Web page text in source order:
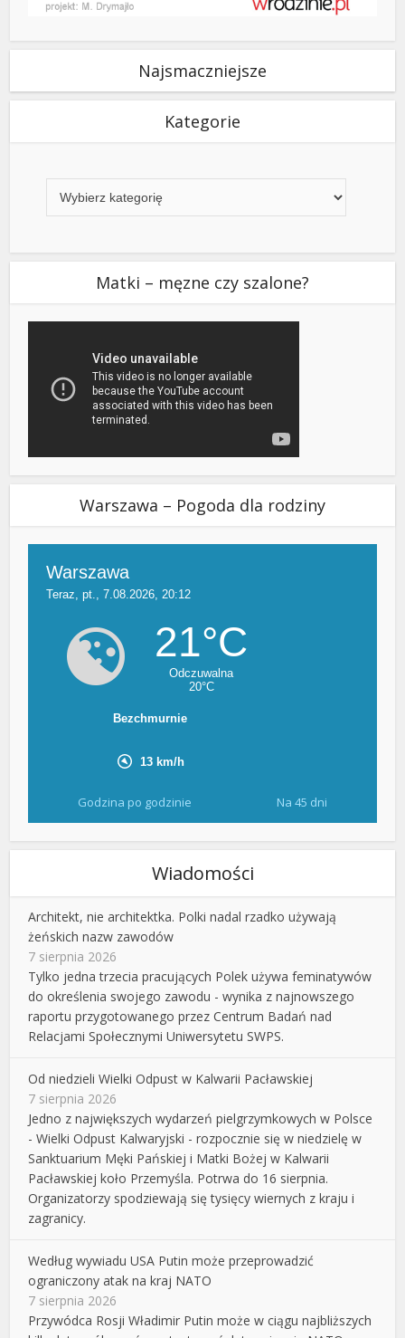
Najsmaczniejsze
Kategorie
Matki – męzne czy szalone?
Warszawa – Pogoda dla rodziny
Godzina po godzinie Na 45 dni
Wiadomości
Architekt, nie architektka. Polki nadal rzadko używają
żeńskich nazw zawodów
7 sierpnia 2026
Tylko jedna trzecia pracujących Polek używa feminatywów
do określenia swojego zawodu - wynika z najnowszego
raportu przygotowanego przez Centrum Badań nad
Relacjami Społecznymi Uniwersytetu SWPS.
Od niedzieli Wielki Odpust w Kalwarii Pacławskiej
7 sierpnia 2026
Jedno z największych wydarzeń pielgrzymkowych w Polsce
- Wielki Odpust Kalwaryjski - rozpocznie się w niedzielę w
Sanktuarium Męki Pańskiej i Matki Bożej w Kalwarii
Pacławskiej koło Przemyśla. Potrwa do 16 sierpnia.
Organizatorzy spodziewają się tysięcy wiernych z kraju i
zagranicy.
Według wywiadu USA Putin może przeprowadzić
ograniczony atak na kraj NATO
7 sierpnia 2026
Przywódca Rosji Władimir Putin może w ciągu najbliższych